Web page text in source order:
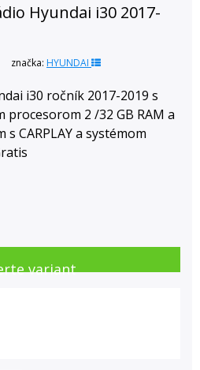
Hyundai i30 2017-
značka: HYUNDAI
i30 ročník 2017-2019 s
procesorom 2 /32 GB RAM a
CARPLAY a systémom
variant